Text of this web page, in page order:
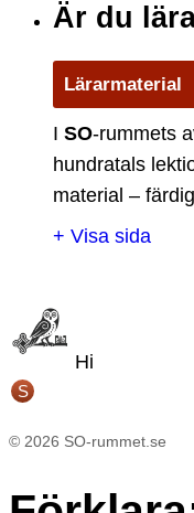
Är du
Lärarmaterial
I SO-rummets
hundratals
material –
+ Visa sida
Hi
S
© 2026 SO-rummet.se